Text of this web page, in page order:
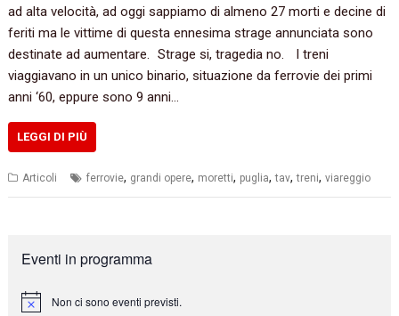
ad alta velocità,‭ ‬ad oggi sappiamo di almeno‭ ‬27‭ ‬morti e decine di
feriti ma le vittime di questa ennesima strage annunciata sono
destinate ad aumentare.‭ ‬Strage si,‭ ‬tragedia no.‭ ‬ I treni
viaggiavano in un unico binario,‭ ‬situazione da ferrovie dei primi
anni‭ ‬‘60,‭ ‬eppure sono‭ ‬9‭ ‬anni…
LEGGI DI PIÙ
Articoli ferrovie, grandi opere, moretti, puglia,tav,treni,viareggio
Eventi in programma
N
Non ci sono eventi previsti.